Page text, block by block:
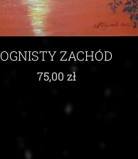
OGNISTY ZACHÓD
75,00zł